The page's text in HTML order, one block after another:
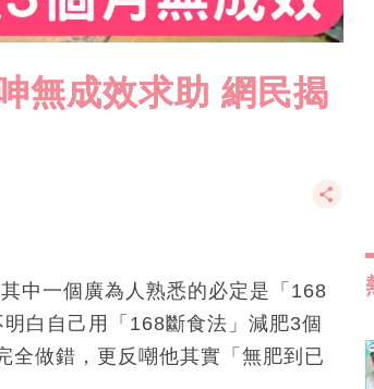
無成效求助 網民揭
中一個廣為人熟悉的必定是「168
白自己用「168斷食法」減肥3個
全做錯，更反嘲他其實「無肥到已